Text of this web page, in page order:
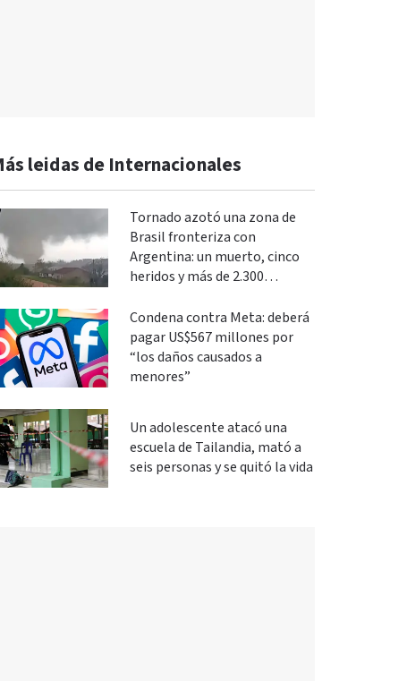
leidas de Internacionales
Tornado azotó una zona de
Brasil fronteriza con
Argentina: un muerto, cinco
heridos y más de 2.300
Condena contra Meta: deberá
pagar US$567 millones por
“los daños causados a
menores”
Un adolescente atacó una
escuela de Tailandia, mató a
seis personas y se quitó la vida